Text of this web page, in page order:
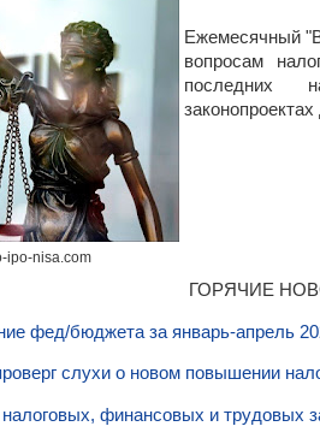
ipo-nisa.com
Ежемесячный
вопросам
последних
ГОРЯЧИЕ
фед/бюджета за январь-апрель
слухи о новом повышении
финансовых и трудовых